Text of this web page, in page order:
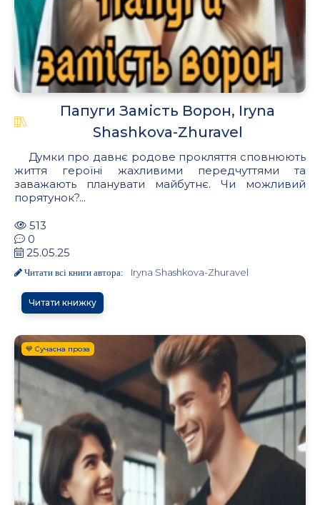
Папуги Замість Ворон, Iryna
Shashkova-Zhuravel
Думки про давнє родове прокляття сповнюють
життя героїні жахливими передчуттями та
заважають планувати майбутнє. Чи можливий
порятунок?...
513
0
25.05.25
Читати всі книги автора: Iryna Shashkova-Zhuravel
Читати книжку
💙 Сучасна проза